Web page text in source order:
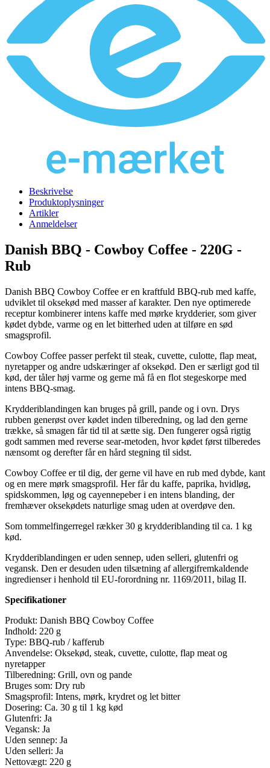
Beskrivelse
Produktoplysninger
Artikler
Anmeldelser
Danish BBQ - Cowboy Coffee - 220G -
Rub
Danish BBQ Cowboy Coffee er en kraftfuld BBQ-rub med kaffe,
udviklet til oksekød med masser af karakter. Den nye optimerede
receptur kombinerer intens kaffe med mørke krydderier, som giver
kødet dybde, varme og en let bitterhed uden at tilføre en sød
smagsprofil.
Cowboy Coffee passer perfekt til steak, cuvette, culotte, flap meat,
nyretapper og andre udskæringer af oksekød. Den er særligt god til
kød, der tåler høj varme og gerne må få en flot stegeskorpe med
intens BBQ-smag.
Krydderiblandingen kan bruges på grill, pande og i ovn. Drys
rubben generøst over kødet inden tilberedning, og lad den gerne
trække, så smagen får tid til at sætte sig. Den fungerer også rigtig
godt sammen med reverse sear-metoden, hvor kødet først tilberedes
nænsomt og derefter får en hård stegning til sidst.
Cowboy Coffee er til dig, der gerne vil have en rub med dybde, kant
og en mere mørk smagsprofil. Her får du kaffe, paprika, hvidløg,
spidskommen, løg og cayennepeber i en intens blanding, der
fremhæver oksekødets naturlige smag uden at overdøve den.
Som tommelfingerregel rækker 30 g krydderiblanding til ca. 1 kg
kød.
Krydderiblandingen er uden sennep, uden selleri, glutenfri og
vegansk. Den er desuden uden tilsætning af allergifremkaldende
ingredienser i henhold til EU-forordning nr. 1169/2011, bilag II.
Specifikationer
Produkt: Danish BBQ Cowboy Coffee
Indhold: 220 g
Type: BBQ-rub / kafferub
Anvendelse: Oksekød, steak, cuvette, culotte, flap meat og
nyretapper
Tilberedning: Grill, ovn og pande
Bruges som: Dry rub
Smagsprofil: Intens, mørk, krydret og let bitter
Dosering: Ca. 30 g til 1 kg kød
Glutenfri: Ja
Vegansk: Ja
Uden sennep: Ja
Uden selleri: Ja
Nettovægt: 220 g